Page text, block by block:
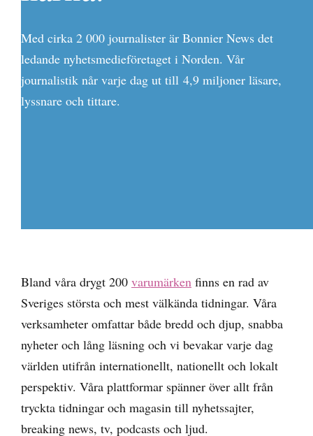
Med cirka 2 000 journalister är Bonnier News det
ledande nyhetsmedieföretaget i Norden. Vår
journalistik når varje dag ut till 4,9 miljoner läsare,
lyssnare och tittare.
Bland våra drygt 200 varumärken finns en rad av
Sveriges största och mest välkända tidningar. Våra
verksamheter omfattar både bredd och djup, snabba
nyheter och lång läsning och vi bevakar varje dag
världen utifrån internationellt, nationellt och lokalt
perspektiv. Våra plattformar spänner över allt från
tryckta tidningar och magasin till nyhetssajter,
breaking news, tv, podcasts och ljud.